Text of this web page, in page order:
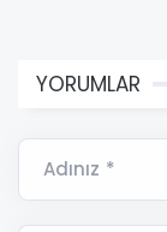
YORUMLAR
Adınız *